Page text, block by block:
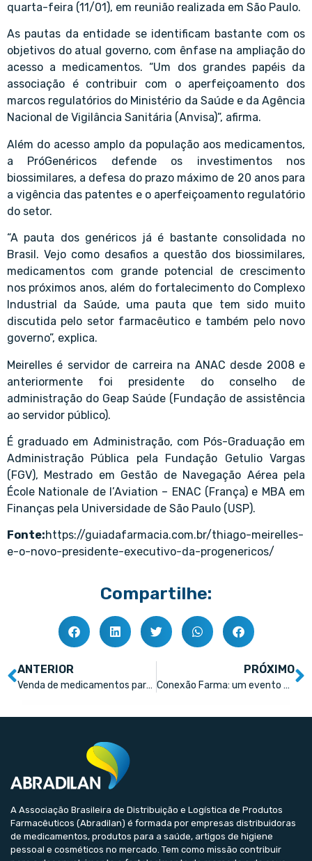
quarta-feira (11/01), em reunião realizada em São Paulo.
As pautas da entidade se identificam bastante com os
objetivos do atual governo, com ênfase na ampliação do
acesso a medicamentos. “Um dos grandes papéis da
associação é contribuir com o aperfeiçoamento dos
marcos regulatórios do Ministério da Saúde e da Agência
Nacional de Vigilância Sanitária (Anvisa)”, afirma.
Além do acesso amplo da população aos medicamentos,
a PróGenéricos defende os investimentos nos
biossimilares, a defesa do prazo máximo de 20 anos para
a vigência das patentes e o aperfeiçoamento regulatório
do setor.
“A pauta dos genéricos já é bastante consolidada no
Brasil. Vejo como desafios a questão dos biossimilares,
medicamentos com grande potencial de crescimento
nos próximos anos, além do fortalecimento do Complexo
Industrial da Saúde, uma pauta que tem sido muito
discutida pelo setor farmacêutico e também pelo novo
governo”, explica.
Meirelles é servidor de carreira na ANAC desde 2008 e
anteriormente foi presidente do conselho de
administração do Geap Saúde (Fundação de assistência
ao servidor público).
É graduado em Administração, com Pós-Graduação em
Administração Pública pela Fundação Getulio Vargas
(FGV), Mestrado em Gestão de Navegação Aérea pela
École Nationale de I’Aviation – ENAC (França) e MBA em
Finanças pela Universidade de São Paulo (USP).
Fonte:https://guiadafarmacia.com.br/thiago-meirelles-
e-o-novo-presidente-executivo-da-progenericos/
Compartilhe:
ANTERIOR
Venda de medicamentos para Alzheimer cresce 22% no Brasil
PRÓXIMO
Conexão Farma: um evento aberto a todos os elos da cadeia farmacêutica
A Associação Brasileira de Distribuição e Logística de Produtos
Farmacêuticos (Abradilan) é formada por empresas distribuidoras
de medicamentos, produtos para a saúde, artigos de higiene
pessoal e cosméticos no mercado. Tem como missão contribuir